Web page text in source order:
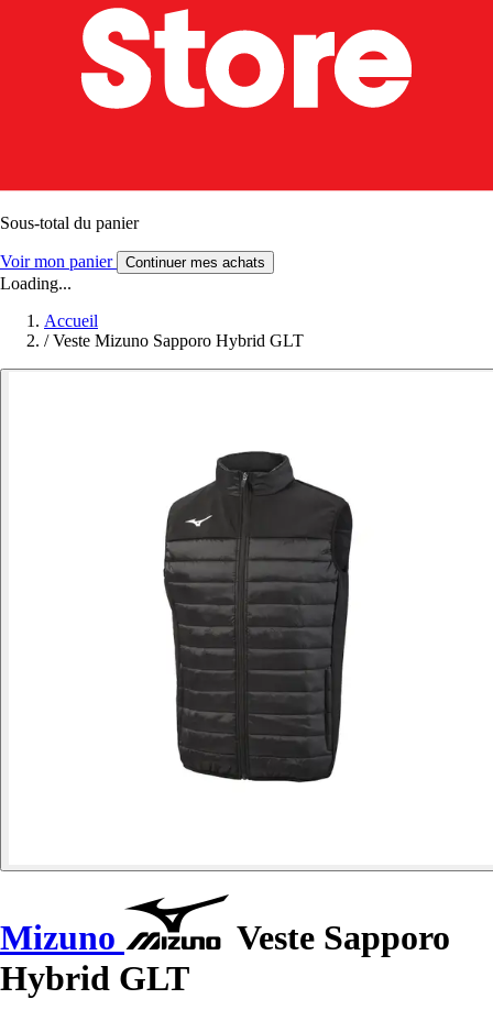
Sous-total du panier
Voir mon panier Continuer mes achats
Loading...
Accueil
/ Veste Mizuno Sapporo Hybrid GLT
Mizuno
Veste Sapporo
Hybrid GLT